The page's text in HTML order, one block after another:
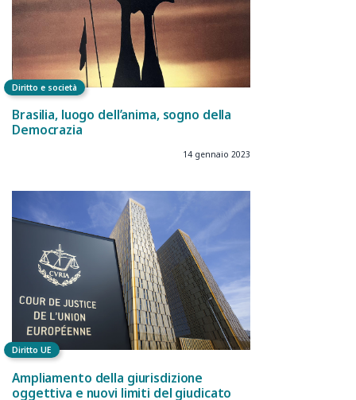
Diritto e società
Brasilia, luogo dell’anima, sogno della
Democrazia
14 gennaio 2023
Diritto UE
Ampliamento della giurisdizione
oggettiva e nuovi limiti del giudicato